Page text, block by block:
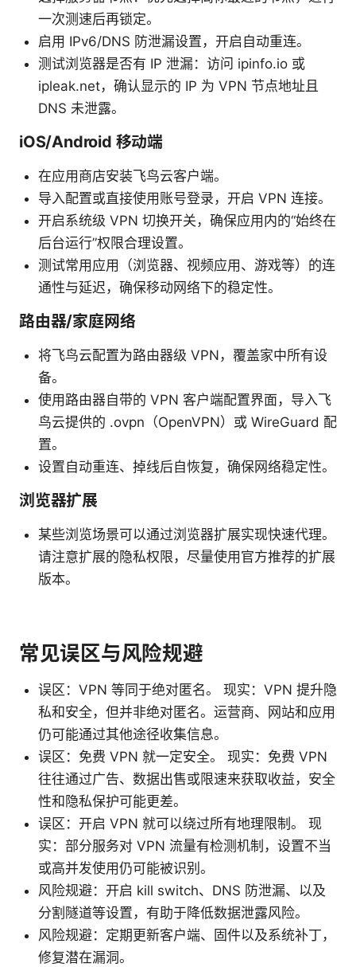
一次测速后再锁定。
启用 IPv6/DNS 防泄漏设置，开启自动重连。
测试浏览器是否有 IP 泄漏：访问 ipinfo.io 或
ipleak.net，确认显示的 IP 为 VPN 节点地址且
DNS 未泄露。
iOS/Android 移动端
在应用商店安装飞鸟云客户端。
导入配置或直接使用账号登录，开启 VPN 连接。
开启系统级 VPN 切换开关，确保应用内的“始终在
后台运行”权限合理设置。
测试常用应用（浏览器、视频应用、游戏等）的连
通性与延迟，确保移动网络下的稳定性。
路由器/家庭网络
将飞鸟云配置为路由器级 VPN，覆盖家中所有设
备。
使用路由器自带的 VPN 客户端配置界面，导入飞
鸟云提供的 .ovpn（OpenVPN）或 WireGuard 配
置。
设置自动重连、掉线后自恢复，确保网络稳定性。
浏览器扩展
某些浏览场景可以通过浏览器扩展实现快速代理。
请注意扩展的隐私权限，尽量使用官方推荐的扩展
版本。
常见误区与风险规避
误区：VPN 等同于绝对匿名。 现实：VPN 提升隐
私和安全，但并非绝对匿名。运营商、网站和应用
仍可能通过其他途径收集信息。
误区：免费 VPN 就一定安全。 现实：免费 VPN
往往通过广告、数据出售或限速来获取收益，安全
性和隐私保护可能更差。
误区：开启 VPN 就可以绕过所有地理限制。 现
实：部分服务对 VPN 流量有检测机制，设置不当
或高并发使用仍可能被识别。
风险规避：开启 kill switch、DNS 防泄漏、以及
分割隧道等设置，有助于降低数据泄露风险。
风险规避：定期更新客户端、固件以及系统补丁，
修复潜在漏洞。